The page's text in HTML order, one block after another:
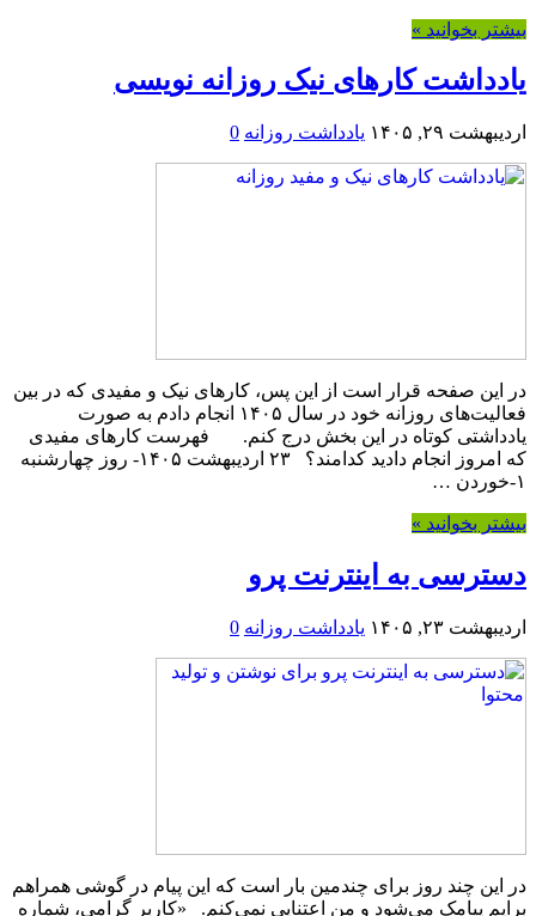
بیشتر بخوانید »
یادداشت کارهای نیک روزانه نویسی
اردیبهشت ۲۹, ۱۴۰۵ یادداشت روزانه 0
در این صفحه قرار است از این پس، کارهای نیک و مفیدی که در بین
فعالیت‌های روزانه خود در سال ۱۴۰۵ انجام دادم به صورت
یادداشتی کوتاه در این بخش درج کنم. فهرست کارهای مفیدی
که امروز انجام دادید کدامند؟ ۲۳ اردیبهشت ۱۴۰۵- روز چهارشنبه
۱-خوردن …
بیشتر بخوانید »
دسترسی به اینترنت پرو
اردیبهشت ۲۳, ۱۴۰۵ یادداشت روزانه 0
در این چند روز برای چندمین بار است که این پیام در گوشی همراهم
برایم پیامک می‌شود و من اعتنایی نمی‌کنم. «کاربر گرامی، شماره